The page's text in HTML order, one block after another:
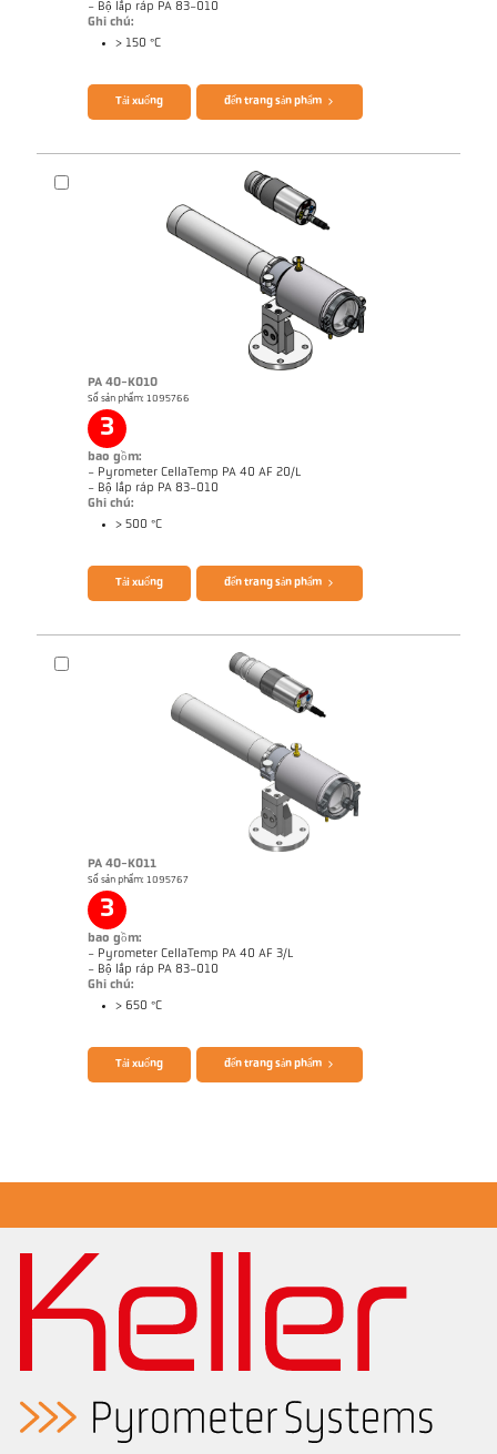
- Bộ lắp ráp PA 83-010
Ghi chú:
> 150 °C
Ghi chú ứng dụng Roller stand
Tải xuống đến trang sản phẩm
PA 40-K010
Số sản phẩm: 1095766
3
bao gồm:
- Pyrometer CellaTemp PA 40 AF 20/L
- Bộ lắp ráp PA 83-010
Ghi chú:
> 500 °C
Ghi chú ứng dụng Roller stand
Tải xuống đến trang sản phẩm
PA 40-K011
Số sản phẩm: 1095767
3
bao gồm:
- Pyrometer CellaTemp PA 40 AF 3/L
- Bộ lắp ráp PA 83-010
Ghi chú:
> 650 °C
Ghi chú ứng dụng Roller stand
Tải xuống đến trang sản phẩm